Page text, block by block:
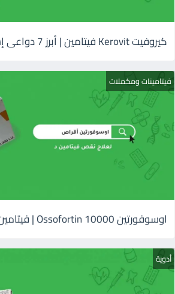
كيروفيت Kerovit فيتامين | أبرز 7 دواعى إستعمال له
فيتامينات ومكملات
اوسوفورتين 10000 Ossofortin | فيتامين د أقراص
أدوية